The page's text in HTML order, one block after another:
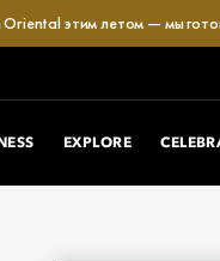
этим летом — мы
EXPLORE